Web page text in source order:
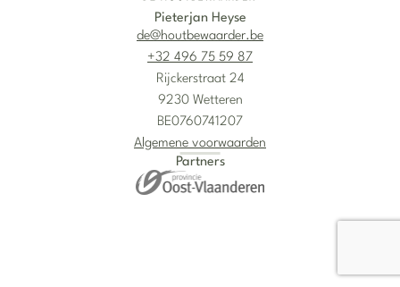
Pieterjan Heyse
de@houtbewaarder.be
+32 496 75 59 87
Rijckerstraat 24
9230 Wetteren
BE0760741207
Algemene voorwaarden
Partners